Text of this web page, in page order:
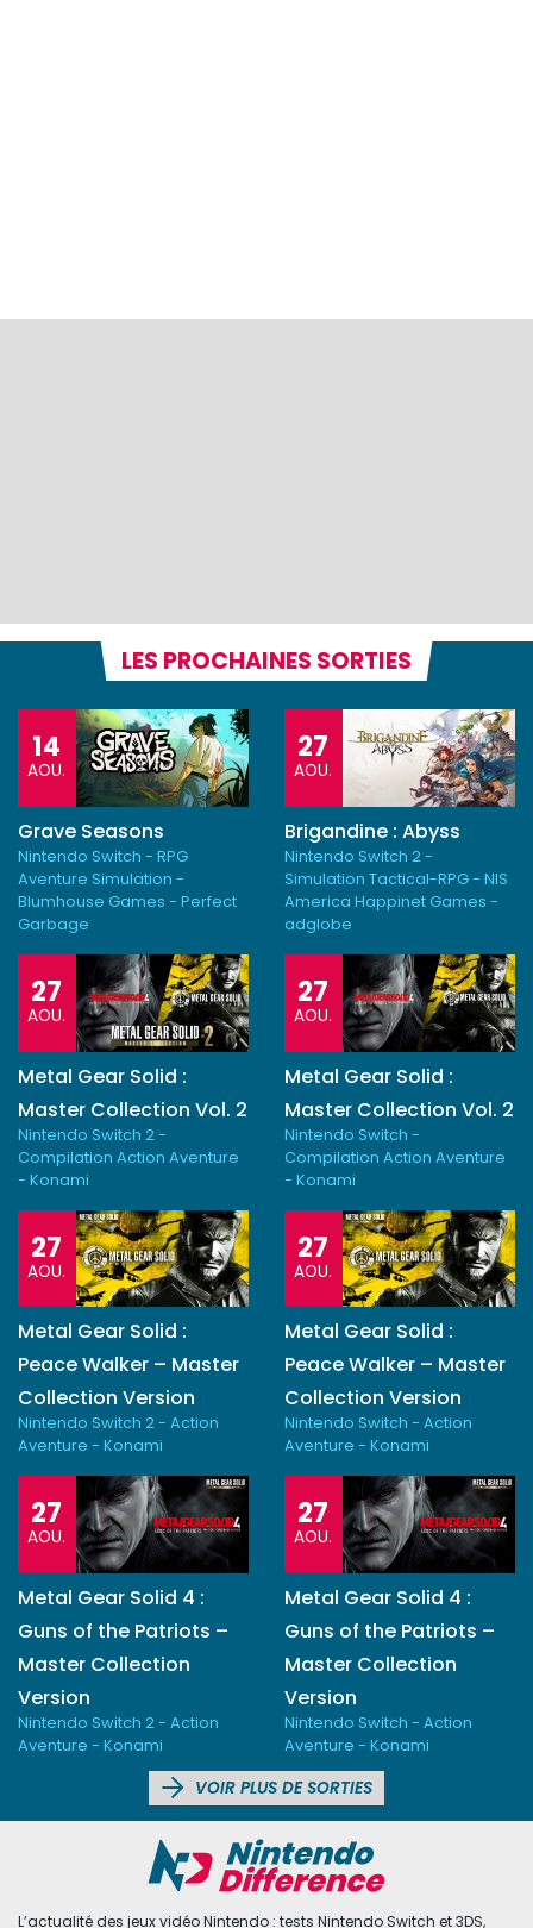
LES PROCHAINES SORTIES
14
AOU.
Grave Seasons
Nintendo Switch - RPG
Aventure Simulation -
Blumhouse Games - Perfect
Garbage
27
AOU.
Brigandine : Abyss
Nintendo Switch 2 -
Simulation Tactical-RPG - NIS
America Happinet Games -
adglobe
27
AOU.
Metal Gear Solid :
Master Collection Vol. 2
Nintendo Switch 2 -
Compilation Action Aventure
- Konami
27
AOU.
Metal Gear Solid :
Master Collection Vol. 2
Nintendo Switch -
Compilation Action Aventure
- Konami
27
AOU.
Metal Gear Solid :
Peace Walker – Master
Collection Version
Nintendo Switch 2 - Action
Aventure - Konami
27
AOU.
Metal Gear Solid :
Peace Walker – Master
Collection Version
Nintendo Switch - Action
Aventure - Konami
27
AOU.
Metal Gear Solid 4 :
Guns of the Patriots –
Master Collection
Version
Nintendo Switch 2 - Action
Aventure - Konami
27
AOU.
Metal Gear Solid 4 :
Guns of the Patriots –
Master Collection
Version
Nintendo Switch - Action
Aventure - Konami
VOIR PLUS DE SORTIES
L’actualité des jeux vidéo Nintendo : tests Nintendo Switch et 3DS,